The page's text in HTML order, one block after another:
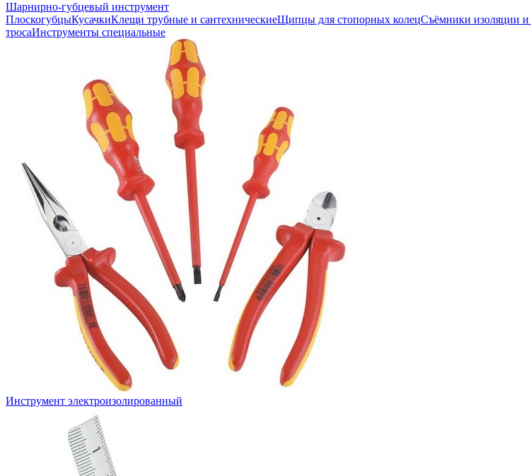
Шарнирно-губцевый инструмент
ПлоскогубцыКусачкиКлещи трубные и сантехническиеЩипцы для стопорных колецСъёмники изоляции и
тросаИнструменты специальные
Инструмент электроизолированный